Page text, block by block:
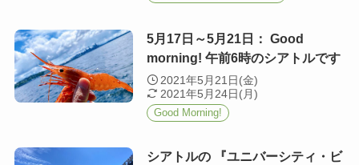
5月17日～5月21日： Good
morning! 午前6時のシアトルです
2021年5月21日(金)
2021年5月24日(月)
Good Morning!
シアトルの 『ユニバーシティ・ビ